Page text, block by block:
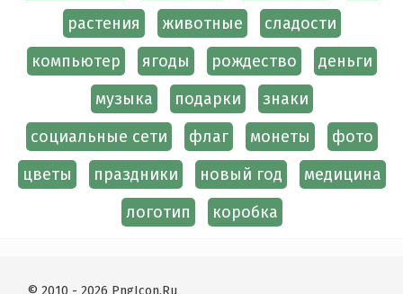
растения
животные
сладости
компьютер
ягоды рождество
деньги
музыка
подарки
знаки
социальные сети
флаг монеты
фото
цветы
праздники новый год
медицина
логотип
коробка
© 2010 - 2026 PngIcon.Ru